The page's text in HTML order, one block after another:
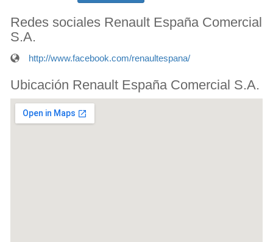
Redes sociales Renault España Comercial
S.A.
http://www.facebook.com/renaultespana/
Ubicación Renault España Comercial S.A.